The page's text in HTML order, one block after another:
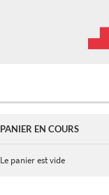
PANIER EN COURS
Le panier est vide